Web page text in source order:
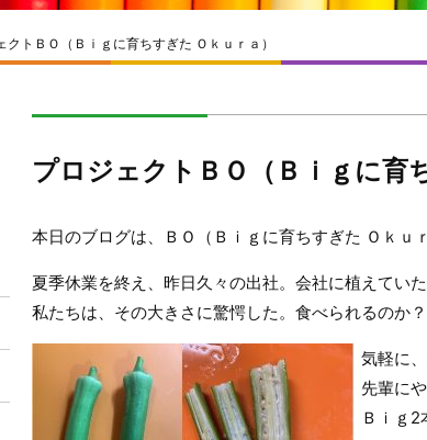
クトＢＯ（Ｂｉｇに育ちすぎた Ｏｋｕｒａ）
プロジェクトＢＯ（Ｂｉｇに育
本日のブログは、ＢＯ（Ｂｉｇに育ちすぎた Ｏｋｕ
夏季休業を終え、昨日久々の出社。会社に植えてい
私たちは、その大きさに驚愕した。食べられるのか？
気軽に
先輩に
Ｂｉｇ2